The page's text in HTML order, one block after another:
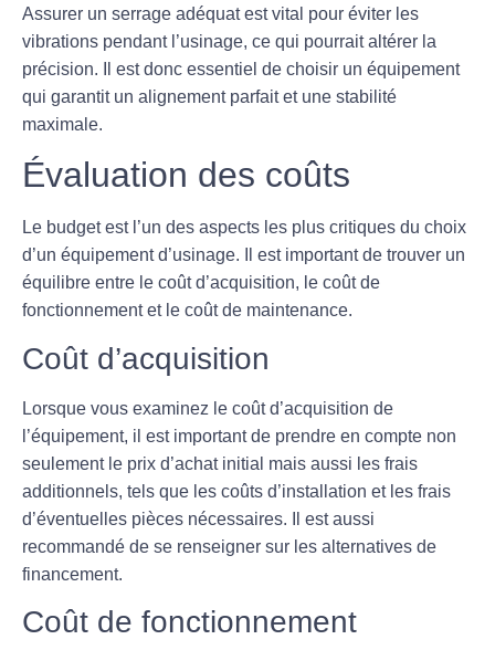
Assurer un serrage adéquat est vital pour éviter les
vibrations pendant l’usinage, ce qui pourrait altérer la
précision. Il est donc essentiel de choisir un équipement
qui garantit un alignement parfait et une stabilité
maximale.
Évaluation des coûts
Le budget est l’un des aspects les plus critiques du choix
d’un équipement d’usinage. Il est important de trouver un
équilibre entre le coût d’acquisition, le coût de
fonctionnement et le coût de maintenance.
Coût d’acquisition
Lorsque vous examinez le coût d’acquisition de
l’équipement, il est important de prendre en compte non
seulement le prix d’achat initial mais aussi les frais
additionnels, tels que les coûts d’installation et les frais
d’éventuelles pièces nécessaires. Il est aussi
recommandé de se renseigner sur les alternatives de
financement.
Coût de fonctionnement